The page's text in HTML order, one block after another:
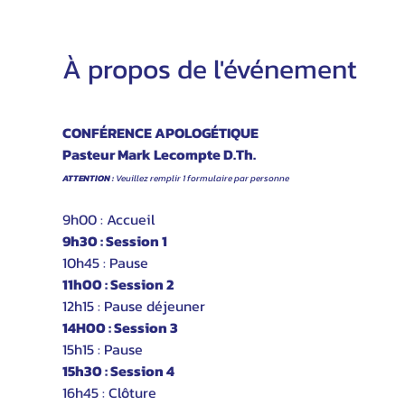
À propos de l'événement
CONFÉRENCE APOLOGÉTIQUE
Pasteur Mark Lecompte D.Th.
ATTENTION : Veuillez remplir 1 formulaire par personne
9h00 : Accueil
9h30 : Session 1
10h45 : Pause
11h00 : Session 2
12h15 : Pause déjeuner
14H00 : Session 3
15h15 : Pause
15h30 : Session 4
16h45 : Clôture